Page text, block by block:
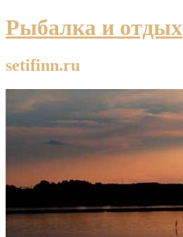
Рыбалка и отдых
setifinn.ru